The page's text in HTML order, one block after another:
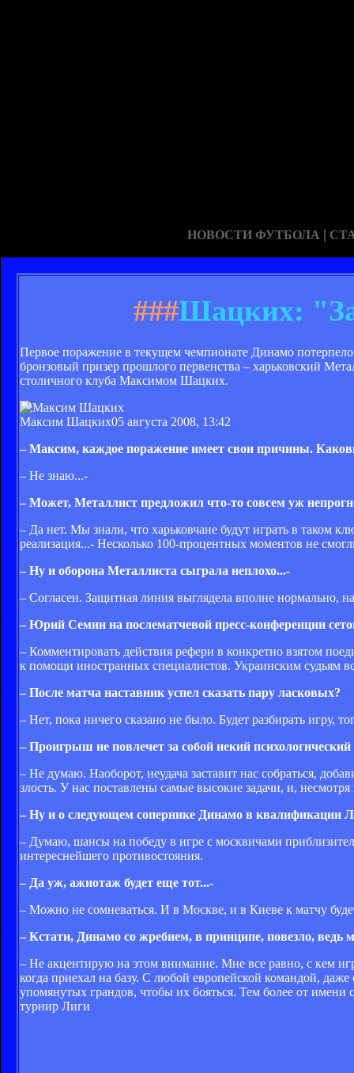
НОВОСТИ ФУТБОЛА |
###Шацких: "За
Первое поражение в текущем чемпионате Динамо
бронзовый призер прошлого первенства – харьковский
столичного клуба Максимом Шацких.
Максим Шацких05 августа 2008, 13:42
– Максим, каждое поражение имеет свои причины.
– Не знаю...-
– Может, Металлист предложил что-то совсем уж
– Да нет. Мы знали, что харьковчане будут играть в таком
реализация...- Несколько 100-процентных моментов не
– Ну и оборона Металлиста сыграла неплохо...-
– Согласен. Защитная линия выглядела вполне нормально,
– Юрий Семин на послематчевой пресс-конференции
– Комментировать действия рефери в конкретно взятом
к помощи иностранных специалистов. Украинским судьям
– После матча наставник успел сказать пару ласковых?
– Нет, пока ничего сказано не было. Будет разбирать игру,
– Проигрыш не повлечет за собой некий психологический
– Не думаю. Наоборот, неудача заставит нас собраться,
злость. У нас поставлены самые высокие задачи, и,
– Ну и о следующем сопернике Динамо в квалификации
– Думаю, шансы на победу в игре с москвичами
интереснейшего противостояния.
– Да уж, ажиотаж будет еще тот...-
– Можно не сомневаться. И в Москве, и в Киеве к матчу
– Кстати, Динамо со жребием, в принципе, повезло, ведь
– Не акцентирую на этом внимание. Мне все равно, с кем
когда приехал на базу. С любой европейской командой,
упомянутых грандов, чтобы их бояться. Тем более от
турнир Лиги